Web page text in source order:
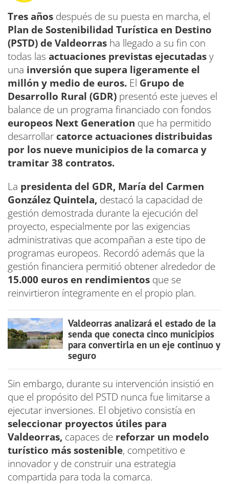
Tres años después de su puesta en marcha, el
Plan de Sostenibilidad Turística en Destino
(PSTD) de Valdeorras ha llegado a su fin con
todas las actuaciones previstas ejecutadasy
una inversión que supera ligeramente el
millón y medio de euros. El Grupo de
Desarrollo Rural (GDR) presentó este jueves el
balance de un programa financiado con fondos
europeos Next Generation que ha permitido
desarrollar catorce actuaciones distribuidas
por los nueve municipios de la comarca y
tramitar 38 contratos.
La presidenta del GDR, María del Carmen
González Quintela, destacó la capacidad de
gestión demostrada durante la ejecución del
proyecto, especialmente por las exigencias
administrativas que acompañan a este tipo de
programas europeos. Recordó además que la
gestión financiera permitió obtener alrededor de
15.000 euros en rendimientos que se
reinvirtieron íntegramente en el propio plan.
Valdeorras analizará el estado de la
senda que conecta cinco municipios
para convertirla en un eje continuo y
seguro
Sin embargo, durante su intervención insistió en
que el propósito del PSTD nunca fue limitarse a
ejecutar inversiones. El objetivo consistía en
seleccionar proyectos útiles para
Valdeorras, capaces de reforzar un modelo
turístico más sostenible, competitivo e
innovador y de construir una estrategia
compartida para toda la comarca.